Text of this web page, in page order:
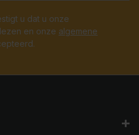
u dat u onze
en onze algemene